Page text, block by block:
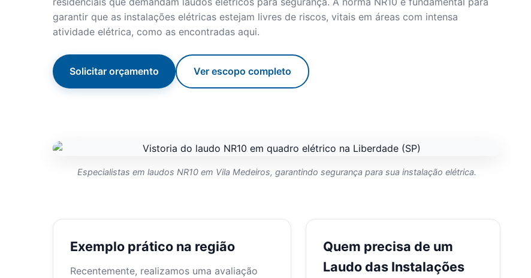
garantir que as instalações elétricas estejam livres de riscos, vitais em áreas com intensa
atividade elétrica, como as encontradas aqui.
Solicitar orçamento Ver escopo completo
Especialistas em laudos NR10 em Vila Medeiros, garantindo segurança para sua instalação elétrica.
Exemplo prático na região
Recentemente, realizamos uma avaliação
Quem precisa de um
Laudo das Instalações